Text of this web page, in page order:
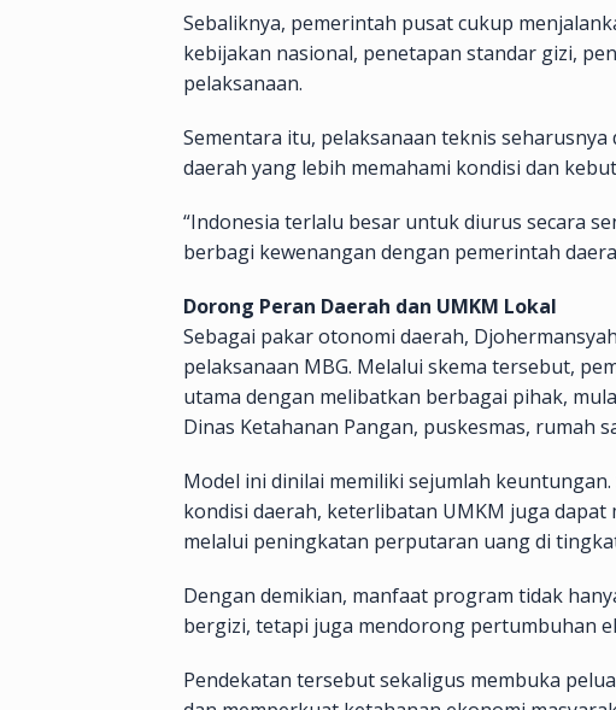
Sebaliknya, pemerintah pusat cukup
kebijakan nasional, penetapan standar gizi,
pelaksanaan.
Sementara itu, pelaksanaan teknis
daerah yang lebih memahami kondisi dan
“Indonesia terlalu besar untuk diurus secara
berbagi kewenangan dengan pemerintah
Dorong Peran Daerah dan UMKM Lokal
Sebagai pakar otonomi daerah,
pelaksanaan MBG. Melalui skema tersebut,
utama dengan melibatkan berbagai pihak,
Dinas Ketahanan Pangan, puskesmas, rumah
Model ini dinilai memiliki sejumlah
kondisi daerah, keterlibatan UMKM juga
melalui peningkatan perputaran uang di
Dengan demikian, manfaat program tidak
bergizi, tetapi juga mendorong pertumbuhan
Pendekatan tersebut sekaligus membuka